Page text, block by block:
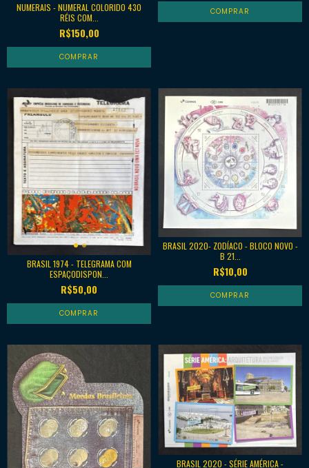
NUMERAIS - NUMERAL COLORIDO 430
RÉIS COM...
R$150,00
BRASIL 1974 - TELEGRAMA COM
ESPAÇODISPON...
R$50,00
BRASIL 2020- ZODÍACO - BLOCO NOVO -
B 21...
R$10,00
BRASIL 2020 - SÉRIE AMÉRICA -